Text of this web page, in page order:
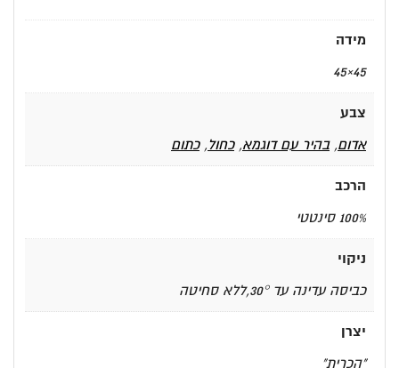
מידה
45×45
צבע
אדום,בהיר עם דוגמא,כחול,כתום
הרכב
100% סינטטי
ניקוי
כביסה עדינה עד 30°,ללא סחיטה
יצרן
"הכרית"